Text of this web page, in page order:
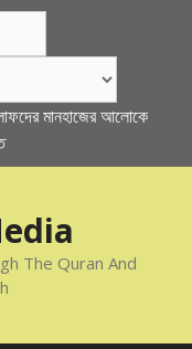
মানহাজের আলোকে
The Quran And